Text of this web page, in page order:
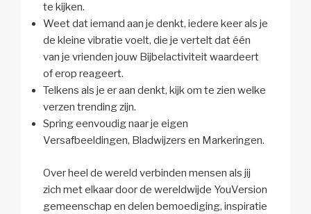
te kijken.
Weet dat iemand aan je denkt, iedere keer als je
de kleine vibratie voelt, die je vertelt dat één
van je vrienden jouw Bijbelactiviteit waardeert
of erop reageert.
Telkens als je er aan denkt, kijk om te zien welke
verzen trending zijn.
Spring eenvoudig naar je eigen
Versafbeeldingen, Bladwijzers en Markeringen.
Over heel de wereld verbinden mensen als jij
zich met elkaar door de wereldwijde YouVersion
gemeenschap en delen bemoediging, inspiratie